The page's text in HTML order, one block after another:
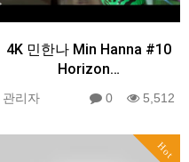
4K 민한나 Min Hanna #10
Horizon…
관리자 0 5,512
Hot